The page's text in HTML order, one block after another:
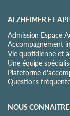
ALZHEIMER ET
Admission Espace
Accompagnement
Vie quotidienne et
Une équipe
Plateforme
Questions
NOUS CONNAITRE